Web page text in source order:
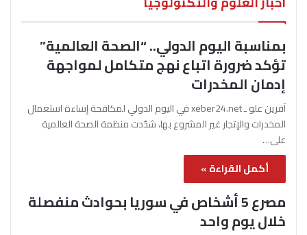
بمناسبة اليوم الدولي.. “الصحة العالمية”
تؤكد ضرورة اتباع نهج متكامل لمواجهة
إدمان المخدرات
آفرين علو ـ xeber24.net في اليوم الدولي لمكافحة إساءة استعمال
المخدرات والإتجار غير المشروع بها، شدّدت منظمة الصحة العالمية
على…
أكمل القراءة »
مصرع 5 أشخاص في سوريا بحوادث منفصلة
خلال يوم واحد